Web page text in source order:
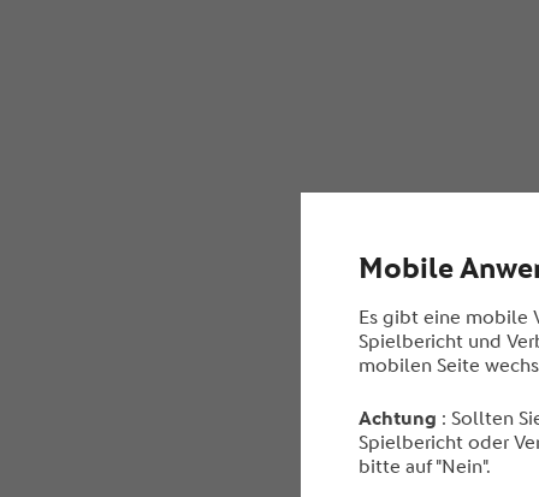
Mobile
Es gibt eine mobile
Spielbericht und
mobilen Seite
Achtung : Sollten
Spielbericht oder
bitte auf "Nein".